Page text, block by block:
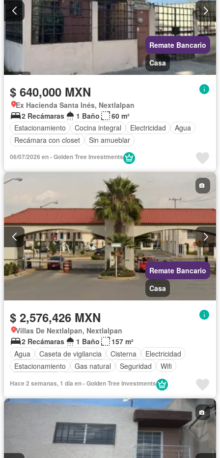
Remate Bancario
Casa
$ 640,000 MXN
Ex Hacienda Santa Inés, Nextlalpan
2 Recámaras
1 Baño
60 m²
Estacionamiento
Cocina integral Electricidad
Agua
Recámara con closet
Sin amueblar
06/07/2026 en - Golden Tree Investments
Remate Bancario
Casa
$ 2,576,426 MXN
Villas De Nextlalpan, Nextlalpan
2 Recámaras
1 Baño
157 m²
Agua
Caseta de vigilancia Cisterna
Electricidad
Estacionamiento
Gas natural Seguridad
Wifi
Hace 2 semanas, 1 día en - Golden Tree Investments